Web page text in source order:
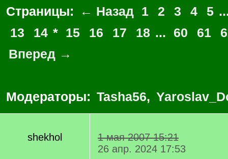
Страницы: ← Назад 1 2 3 4 5
13
14 * 15 16 17 18 ... 60 61
Вперед →
Модераторы: Tasha56,
shekhol
1 мая 2007 15:21
26 апр. 2024 17:53